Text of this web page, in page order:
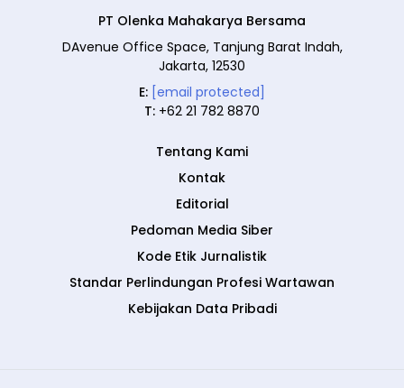
PT Olenka Mahakarya Bersama
DAvenue Office Space, Tanjung Barat Indah,
Jakarta, 12530
E: [email protected]
T: +62 21 782 8870
Tentang Kami
Kontak
Editorial
Pedoman Media Siber
Kode Etik Jurnalistik
Standar Perlindungan Profesi Wartawan
Kebijakan Data Pribadi